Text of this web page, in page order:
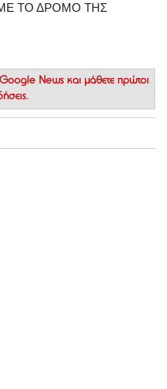
ΤΟ ΔΡΟΜΟ ΤΗΣ
Google News και μάθετε πρώτοι